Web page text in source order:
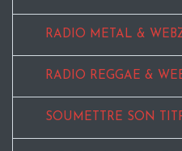
RADIO METAL &
RADIO REGGAE &
SOUMETTRE SON